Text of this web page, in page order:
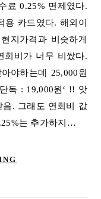
료 0.25% 면제였다.
용 카드였다. 해외이
지가격과 비슷하게
회비가 너무 비쌌다.
야하는데 25,000원
독 : 19,000원‘ !! 앗
. 그래도 연회비 값
는 추가하지…